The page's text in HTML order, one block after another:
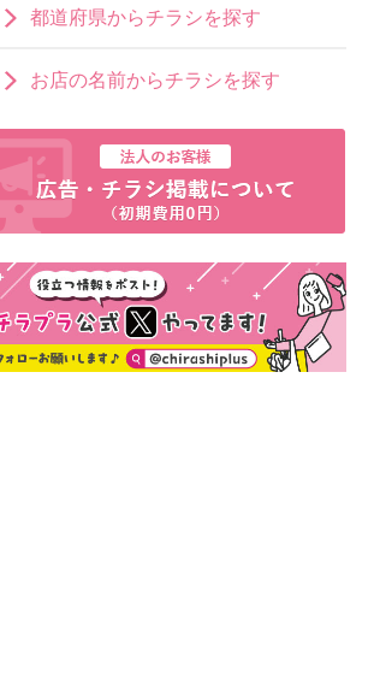
都道府県からチラシを探す
お店の名前からチラシを探す